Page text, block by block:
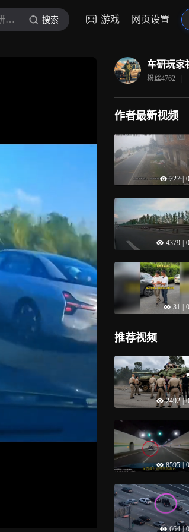
车研玩家社 搜索 游戏 网页设置
车研玩家
粉丝4762 |
作者最新视频
227
4379
31
推荐视频
2492
8595
664 |